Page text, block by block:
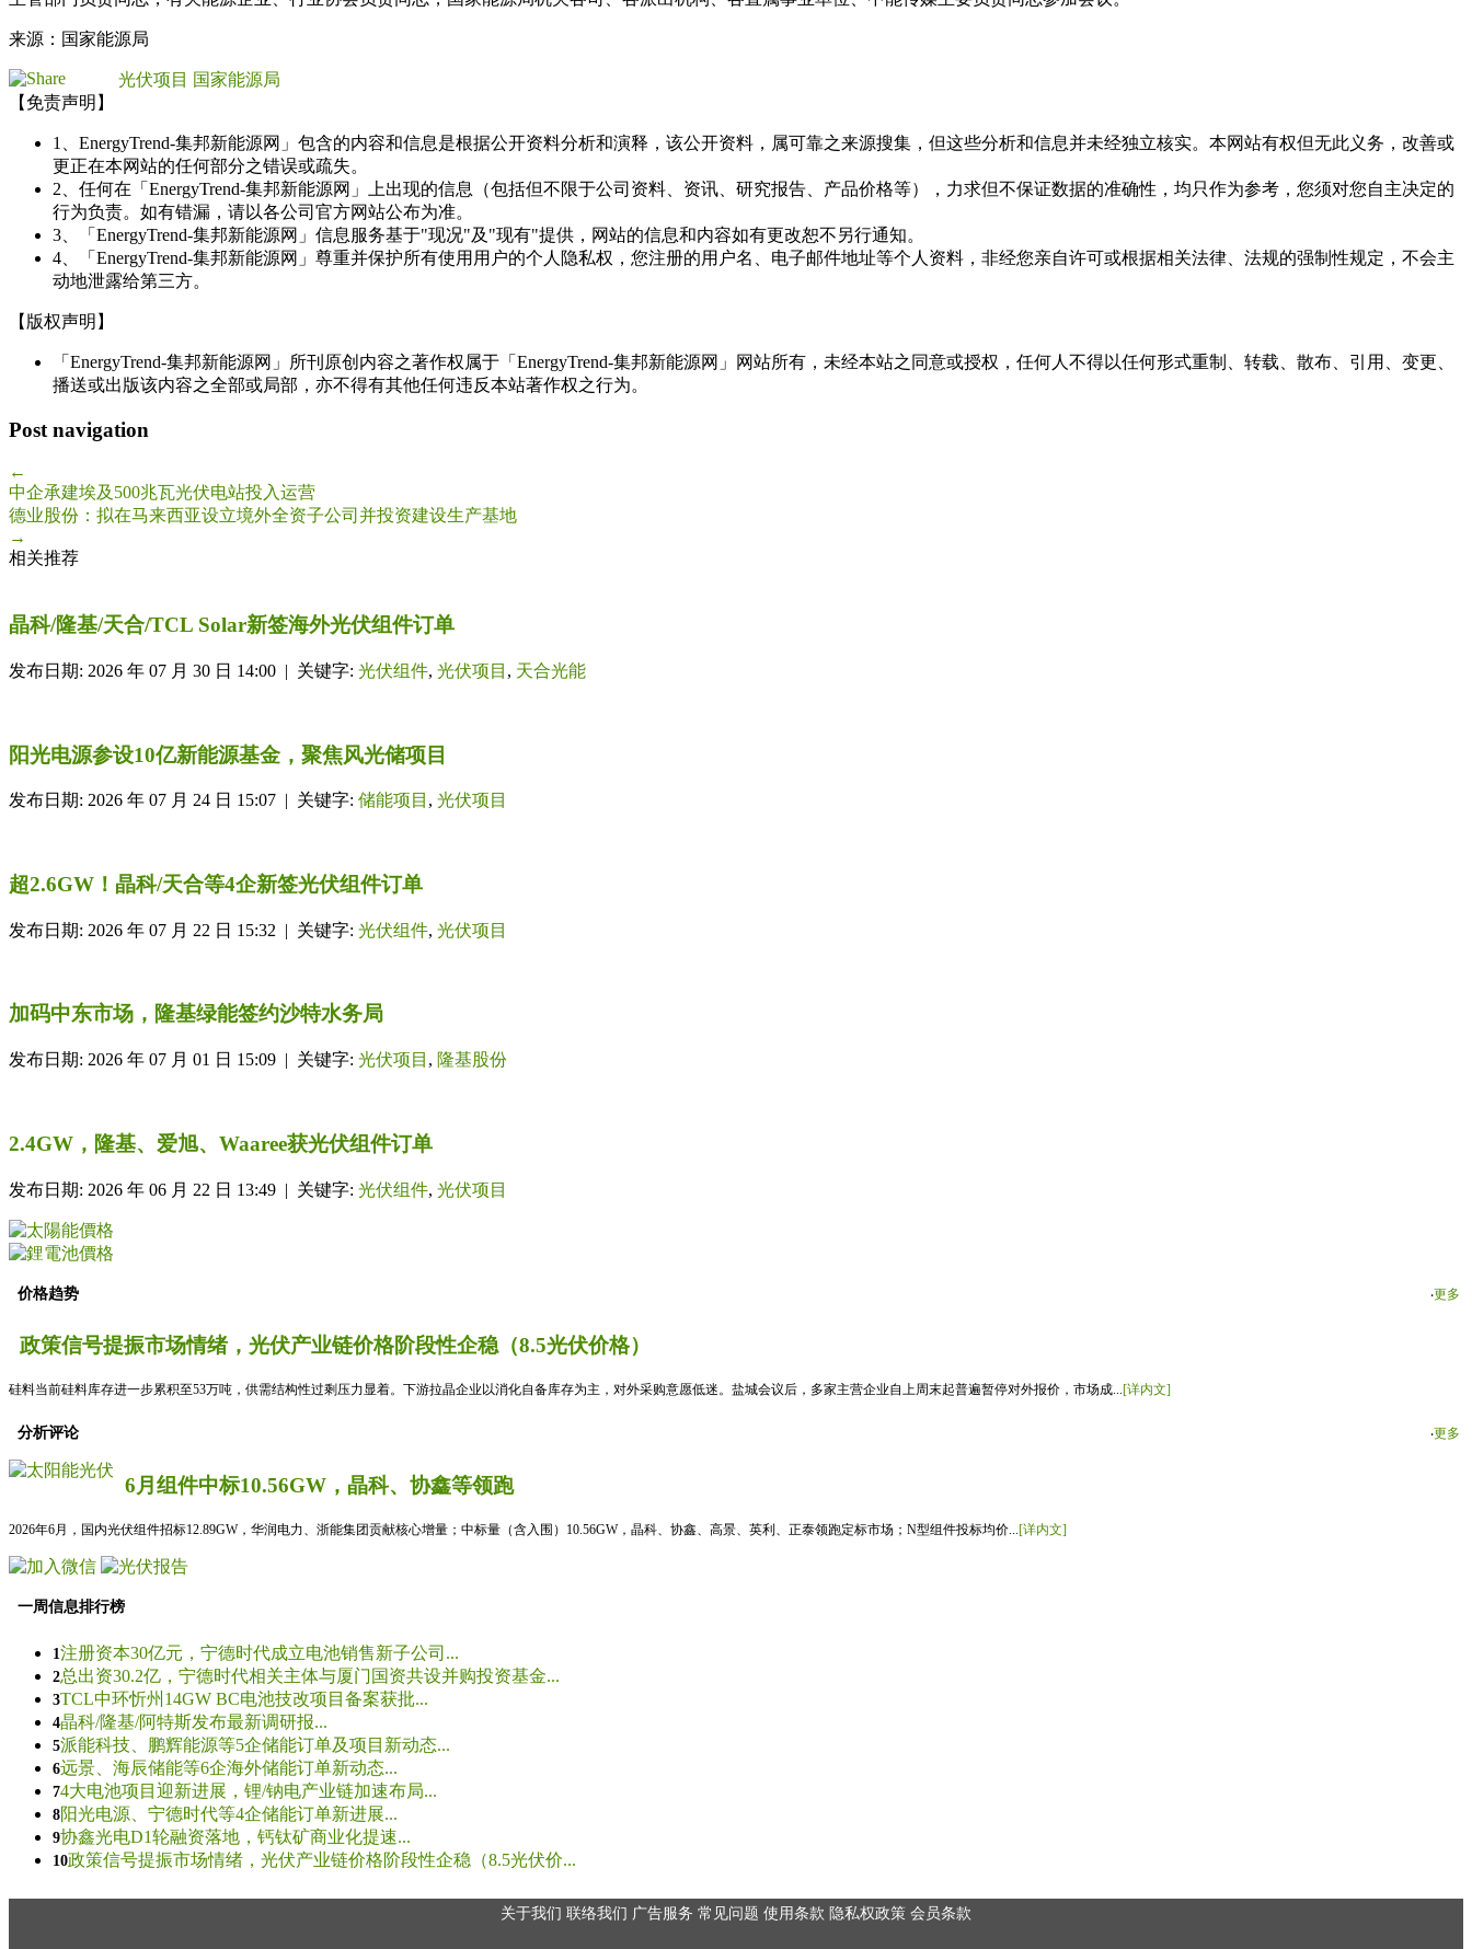
来源：国家能源局
光伏项目 国家能源局
【免责声明】
1、EnergyTrend-集邦新能源网」包含的内容和信息是根据公开资料分析和演释，该公开资料，属可靠之来源搜集，但这些分析和信息并未经独立核实。本网站有权但无此义务，改善或
更正在本网站的任何部分之错误或疏失。
2、任何在「EnergyTrend-集邦新能源网」上出现的信息（包括但不限于公司资料、资讯、研究报告、产品价格等），力求但不保证数据的准确性，均只作为参考，您须对您自主决定的
行为负责。如有错漏，请以各公司官方网站公布为准。
3、「EnergyTrend-集邦新能源网」信息服务基于"现况"及"现有"提供，网站的信息和内容如有更改恕不另行通知。
4、「EnergyTrend-集邦新能源网」尊重并保护所有使用用户的个人隐私权，您注册的用户名、电子邮件地址等个人资料，非经您亲自许可或根据相关法律、法规的强制性规定，不会主
动地泄露给第三方。
【版权声明】
「EnergyTrend-集邦新能源网」所刊原创内容之著作权属于「EnergyTrend-集邦新能源网」网站所有，未经本站之同意或授权，任何人不得以任何形式重制、转载、散布、引用、变更、
播送或出版该内容之全部或局部，亦不得有其他任何违反本站著作权之行为。
Post navigation
←
中企承建埃及500兆瓦光伏电站投入运营
德业股份：拟在马来西亚设立境外全资子公司并投资建设生产基地
→
相关推荐
晶科/隆基/天合/TCL Solar新签海外光伏组件订单
发布日期: 2026 年 07 月 30 日 14:00 | 关键字: 光伏组件, 光伏项目 , 天合光能
阳光电源参设10亿新能源基金，聚焦风光储项目
发布日期: 2026 年 07 月 24 日 15:07 | 关键字: 储能项目 , 光伏项目
超2.6GW！晶科/天合等4企新签光伏组件订单
发布日期: 2026 年 07 月 22 日 15:32 | 关键字: 光伏组件, 光伏项目
加码中东市场，隆基绿能签约沙特水务局
发布日期: 2026 年 07 月 01 日 15:09 | 关键字: 光伏项目 , 隆基股份
2.4GW，隆基、爱旭、Waaree获光伏组件订单
发布日期: 2026 年 06 月 22 日 13:49 | 关键字: 光伏组件, 光伏项目
价格趋势 ‧更多
政策信号提振市场情绪，光伏产业链价格阶段性企稳（8.5光伏价格）
硅料当前硅料库存进一步累积至53万吨，供需结构性过剩压力显着。下游拉晶企业以消化自备库存为主，对外采购意愿低迷。盐城会议后，多家主营企业自上周末起普遍暂停对外报价，市场成...[详内文]
分析评论 ‧更多
6月组件中标10.56GW，晶科、协鑫等领跑
2026年6月，国内光伏组件招标12.89GW，华润电力、浙能集团贡献核心增量；中标量（含入围）10.56GW，晶科、协鑫、高景、英利、正泰领跑定标市场；N型组件投标均价... [详内文]
一周信息排行榜
1注册资本30亿元，宁德时代成立电池销售新子公司...
2总出资30.2亿，宁德时代相关主体与厦门国资共设并购投资基金...
3TCL中环忻州14GW BC电池技改项目备案获批...
4晶科/隆基/阿特斯发布最新调研报...
5派能科技、鹏辉能源等5企储能订单及项目新动态...
6远景、海辰储能等6企海外储能订单新动态...
74大电池项目迎新进展，锂/钠电产业链加速布局...
8阳光电源、宁德时代等4企储能订单新进展...
9协鑫光电D1轮融资落地，钙钛矿商业化提速...
10政策信号提振市场情绪，光伏产业链价格阶段性企稳（8.5光伏价...
关于我们 联络我们 广告服务 常见问题 使用条款 隐私权政策 会员条款